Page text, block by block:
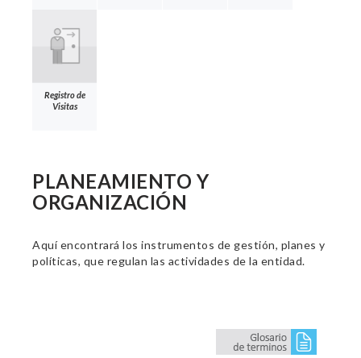
Registro de
Visitas
PLANEAMIENTO Y
ORGANIZACIÓN
Aquí encontrará los instrumentos de gestión, planes y
políticas, que regulan las actividades de la entidad.